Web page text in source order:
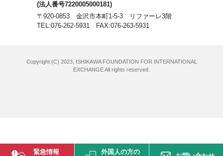
緊急情報 外国人の方の
(法人番号7220005000181)
〒920-0853 金沢市本町1-5-3 リファーレ3階
TEL:076-262-5931
FAX:076-263-5931
Copyright (C) 2023, ISHIKAWA FOUNDATION FOR INTERNATIONAL
EXCHANGE All rights reserved.